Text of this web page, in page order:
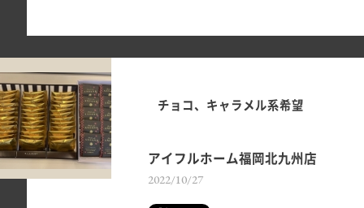
チョコ、キャラメル系希望
アイフルホーム福岡北九州店
2022/10/27